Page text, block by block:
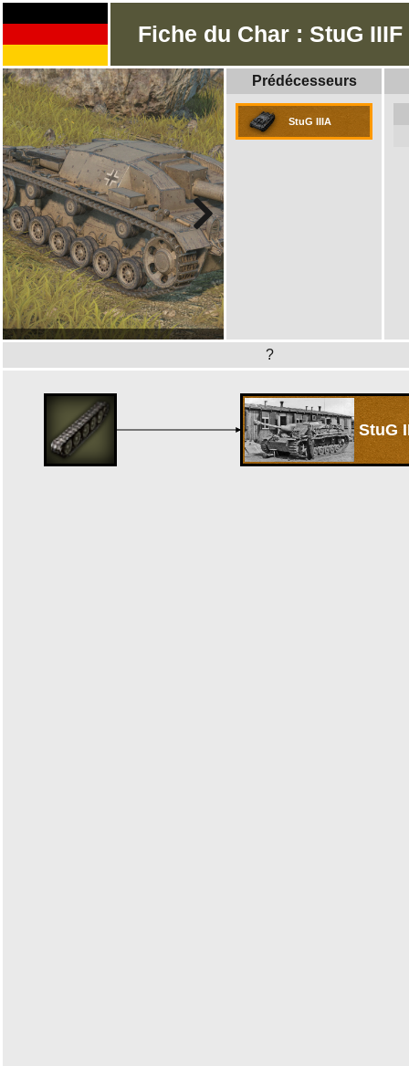
Fiche du Char : StuG IIIF
Prédécesseurs
StuG IIIA
?
StuG